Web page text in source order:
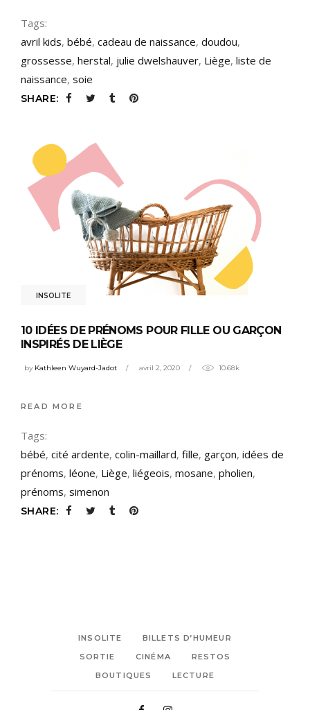
Tags:
avril kids, bébé, cadeau de naissance, doudou,
grossesse, herstal, julie dwelshauver, Liège, liste de
naissance, soie
SHARE:
INSOLITE
10 IDÉES DE PRÉNOMS POUR FILLE OU GARÇON
INSPIRÉS DE LIÈGE
by Kathleen Wuyard-Jadot avril 2, 2020 10.68k
READ MORE
Tags:
bébé, cité ardente, colin-maillard, fille, garçon, idées de
prénoms, léone, Liège, liégeois, mosane, pholien,
prénoms, simenon
SHARE:
INSOLITE
BILLETS D’HUMEUR
SORTIE
CINÉMA
RESTOS
BOUTIQUES
LECTURE